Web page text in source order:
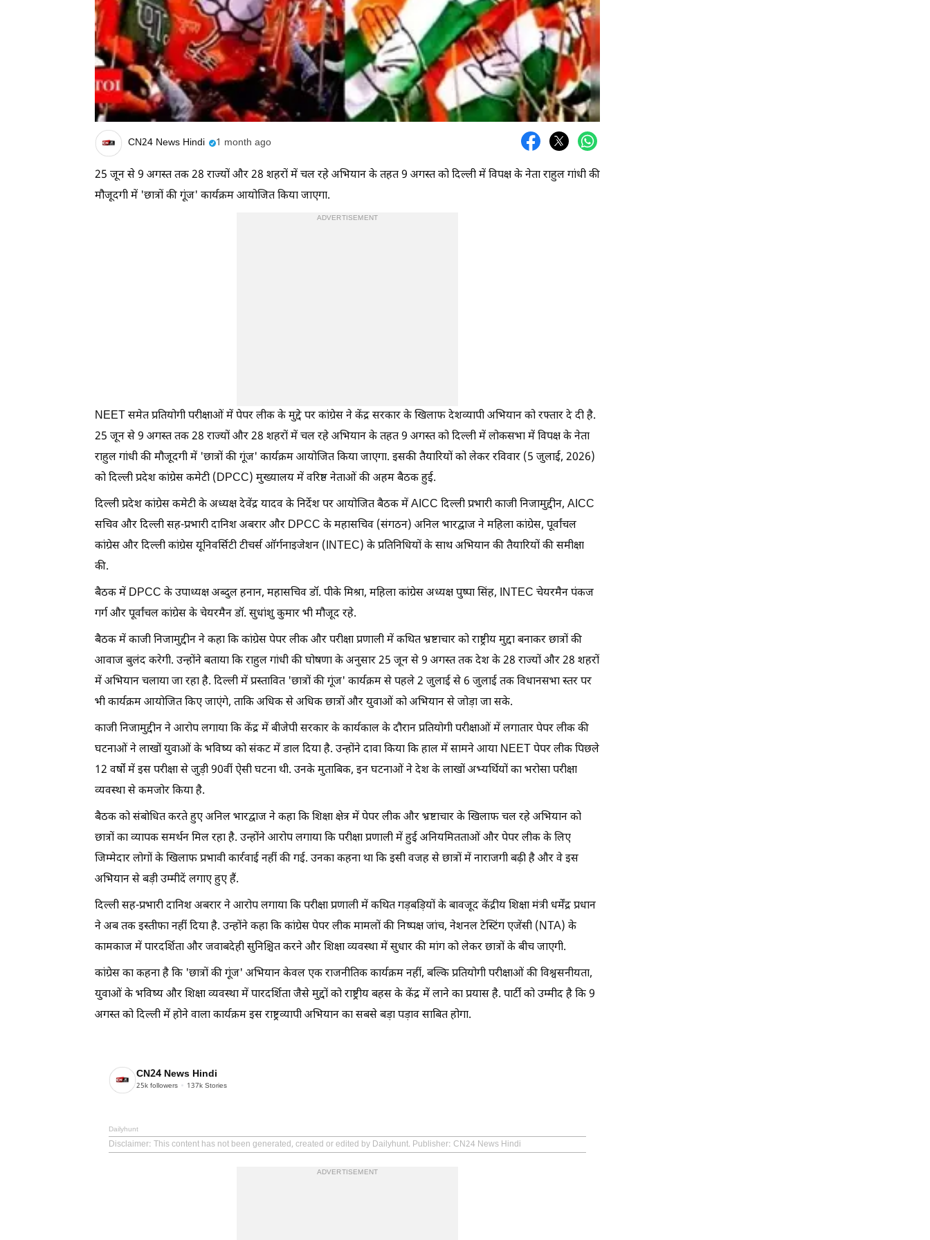
CN24 News Hindi 1 month ago
25 जून से 9 अगस्त तक 28 राज्यों और 28 शहरों में चल रहे अभियान के तहत 9 अगस्त को दिल्ली में विपक्ष के नेता राहुल गांधी की
मौजूदगी में 'छात्रों की गूंज' कार्यक्रम आयोजित किया जाएगा.
ADVERTISEMENT
NEET समेत प्रतियोगी परीक्षाओं में पेपर लीक के मुद्दे पर कांग्रेस ने केंद्र सरकार के खिलाफ देशव्यापी अभियान को रफ्तार दे दी है.
25 जून से 9 अगस्त तक 28 राज्यों और 28 शहरों में चल रहे अभियान के तहत 9 अगस्त को दिल्ली में लोकसभा में विपक्ष के नेता
राहुल गांधी की मौजूदगी में 'छात्रों की गूंज' कार्यक्रम आयोजित किया जाएगा. इसकी तैयारियों को लेकर रविवार (5 जुलाई, 2026)
को दिल्ली प्रदेश कांग्रेस कमेटी (DPCC) मुख्यालय में वरिष्ठ नेताओं की अहम बैठक हुई.
दिल्ली प्रदेश कांग्रेस कमेटी के अध्यक्ष देवेंद्र यादव के निर्देश पर आयोजित बैठक में AICC दिल्ली प्रभारी काजी निजामुद्दीन, AICC
सचिव और दिल्ली सह-प्रभारी दानिश अबरार और DPCC के महासचिव (संगठन) अनिल भारद्वाज ने महिला कांग्रेस, पूर्वांचल
कांग्रेस और दिल्ली कांग्रेस यूनिवर्सिटी टीचर्स ऑर्गनाइजेशन (INTEC) के प्रतिनिधियों के साथ अभियान की तैयारियों की समीक्षा
की.
बैठक में DPCC के उपाध्यक्ष अब्दुल हनान, महासचिव डॉ. पीके मिश्रा, महिला कांग्रेस अध्यक्ष पुष्पा सिंह, INTEC चेयरमैन पंकज
गर्ग और पूर्वांचल कांग्रेस के चेयरमैन डॉ. सुधांशु कुमार भी मौजूद रहे.
बैठक में काजी निजामुद्दीन ने कहा कि कांग्रेस पेपर लीक और परीक्षा प्रणाली में कथित भ्रष्टाचार को राष्ट्रीय मुद्दा बनाकर छात्रों की
आवाज बुलंद करेगी. उन्होंने बताया कि राहुल गांधी की घोषणा के अनुसार 25 जून से 9 अगस्त तक देश के 28 राज्यों और 28 शहरों
में अभियान चलाया जा रहा है. दिल्ली में प्रस्तावित 'छात्रों की गूंज' कार्यक्रम से पहले 2 जुलाई से 6 जुलाई तक विधानसभा स्तर पर
भी कार्यक्रम आयोजित किए जाएंगे, ताकि अधिक से अधिक छात्रों और युवाओं को अभियान से जोड़ा जा सके.
काजी निजामुद्दीन ने आरोप लगाया कि केंद्र में बीजेपी सरकार के कार्यकाल के दौरान प्रतियोगी परीक्षाओं में लगातार पेपर लीक की
घटनाओं ने लाखों युवाओं के भविष्य को संकट में डाल दिया है. उन्होंने दावा किया कि हाल में सामने आया NEET पेपर लीक पिछले
12 वर्षों में इस परीक्षा से जुड़ी 90वीं ऐसी घटना थी. उनके मुताबिक, इन घटनाओं ने देश के लाखों अभ्यर्थियों का भरोसा परीक्षा
व्यवस्था से कमजोर किया है.
बैठक को संबोधित करते हुए अनिल भारद्वाज ने कहा कि शिक्षा क्षेत्र में पेपर लीक और भ्रष्टाचार के खिलाफ चल रहे अभियान को
छात्रों का व्यापक समर्थन मिल रहा है. उन्होंने आरोप लगाया कि परीक्षा प्रणाली में हुई अनियमितताओं और पेपर लीक के लिए
जिम्मेदार लोगों के खिलाफ प्रभावी कार्रवाई नहीं की गई. उनका कहना था कि इसी वजह से छात्रों में नाराजगी बढ़ी है और वे इस
अभियान से बड़ी उम्मीदें लगाए हुए हैं.
दिल्ली सह-प्रभारी दानिश अबरार ने आरोप लगाया कि परीक्षा प्रणाली में कथित गड़बड़ियों के बावजूद केंद्रीय शिक्षा मंत्री धर्मेंद्र प्रधान
ने अब तक इस्तीफा नहीं दिया है. उन्होंने कहा कि कांग्रेस पेपर लीक मामलों की निष्पक्ष जांच, नेशनल टेस्टिंग एजेंसी (NTA) के
कामकाज में पारदर्शिता और जवाबदेही सुनिश्चित करने और शिक्षा व्यवस्था में सुधार की मांग को लेकर छात्रों के बीच जाएगी.
कांग्रेस का कहना है कि 'छात्रों की गूंज' अभियान केवल एक राजनीतिक कार्यक्रम नहीं, बल्कि प्रतियोगी परीक्षाओं की विश्वसनीयता,
युवाओं के भविष्य और शिक्षा व्यवस्था में पारदर्शिता जैसे मुद्दों को राष्ट्रीय बहस के केंद्र में लाने का प्रयास है. पार्टी को उम्मीद है कि 9
अगस्त को दिल्ली में होने वाला कार्यक्रम इस राष्ट्रव्यापी अभियान का सबसे बड़ा पड़ाव साबित होगा.
CN24 News Hindi
25k followers 137k Stories
Dailyhunt
Disclaimer: This content has not been generated, created or edited by Dailyhunt. Publisher: CN24 News Hindi
ADVERTISEMENT